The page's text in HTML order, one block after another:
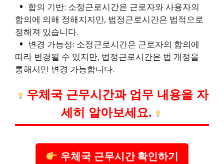
합의 기반: 소정근로시간은 근로자와 사용자의
합의에 의해 정해지지만, 법정근로시간은 법적으로
정해져 있습니다.
변경 가능성: 소정근로시간은 근로자의 합의에
따라 변경될 수 있지만, 법정근로시간은 법 개정을
통해서만 변경 가능합니다.
우체국 근무시간과 업무 내용을 자
세히 알아보세요.
우체국 근무시간 확인하기